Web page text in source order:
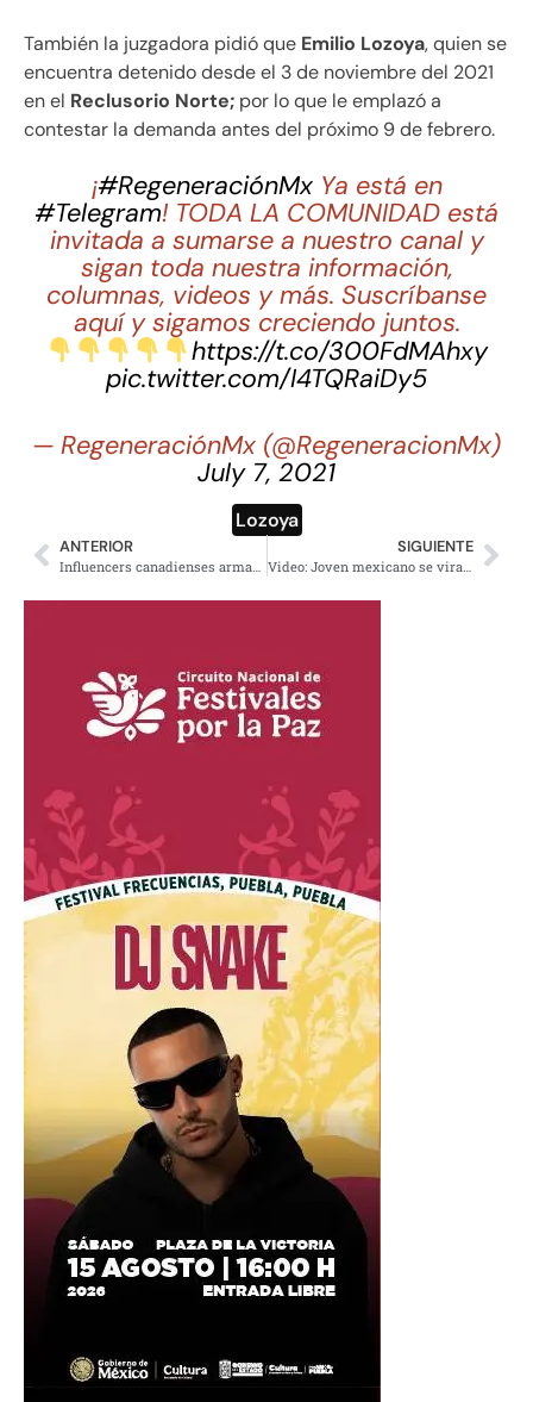
También la juzgadora pidió que Emilio Lozoya, quien se
encuentra detenido desde el 3 de noviembre del 2021
en el Reclusorio Norte; por lo que le emplazó a
contestar la demanda antes del próximo 9 de febrero.
¡#RegeneraciónMxYa está en
#Telegram! TODA LA COMUNIDAD está
invitada a sumarse a nuestro canal y
sigan toda nuestra información,
columnas, videos y más. Suscríbanse
aquí y sigamos creciendo juntos.
https://t.co/300FdMAhxy
pic.twitter.com/I4TQRaiDy5
— RegeneraciónMx (@RegeneracionMx)
July 7, 2021
Lozoya
ANTERIOR SIGUIENTE
Video: Joven mexicano se viraliza tras dejar Harvard por una mujer